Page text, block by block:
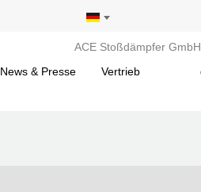
ACE Stoßdämpfer GmbH
News & Presse Vertrieb